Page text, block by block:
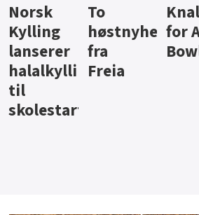
Knalltall
for Açai
Bowl
Aass vil
bli
førstevalg
i lite-
jus